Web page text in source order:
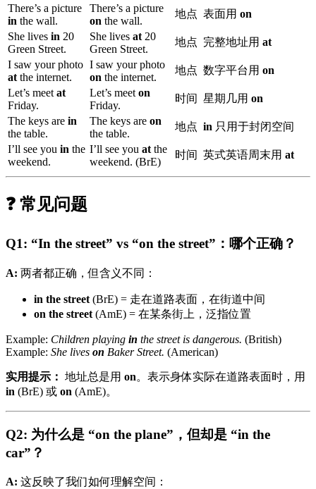
There’s a picture
in the wall.
There’s a picture
on the wall.
地点 表面用 on
She lives in 20
Green Street.
She lives at 20
Green Street.
地点 完整地址用 at
I saw your photo
at the internet.
I saw your photo
on the internet.
地点 数字平台用 on
Let’s meet at
Friday.
Let’s meet on
Friday.
时间 星期几用 on
The keys are in
the table.
The keys are on
the table.
地点 in 只用于封闭空间
I’ll see you in the
weekend.
I’ll see you at the
weekend. (BrE)
时间 英式英语周末用 at
❓ 常见问题
Q1: “In the street” vs “on the street”：哪个正确？
A: 两者都正确，但含义不同：
in the street (BrE) = 走在道路表面，在街道中间
on the street (AmE) = 在某条街上，泛指位置
Example: Children playing in the street is dangerous. (British)
Example: She lives on Baker Street. (American)
实用提示： 地址总是用 on。表示身体实际在道路表面时，用
in (BrE) 或 on (AmE)。
Q2: 为什么是 “on the plane”，但却是 “in the
car”？
A: 这反映了我们如何理解空间：